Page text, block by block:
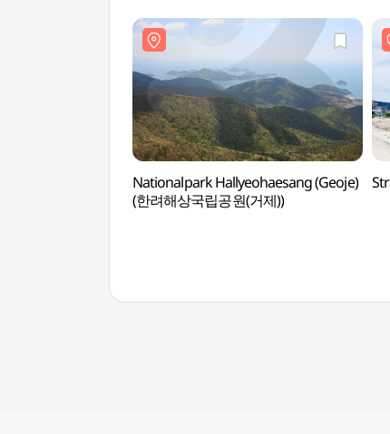
Nationalpark Hallyeohaesang (Geoje)
(한려해상국립공원(거제))